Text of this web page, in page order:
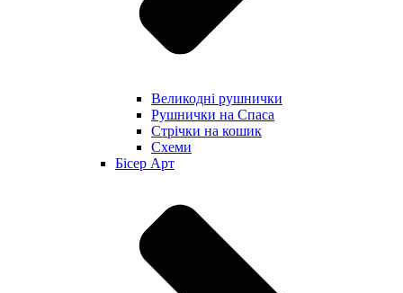
Великодні рушнички
Рушнички на Спаса
Стрічки на кошик
Схеми
Бісер Арт